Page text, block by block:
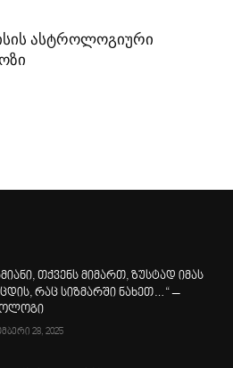
ასტროლოგიური
თქვენს მიმართ, ზუსტად იმას
რაც სიზმარში ნახეთ…“ –
28, 2025